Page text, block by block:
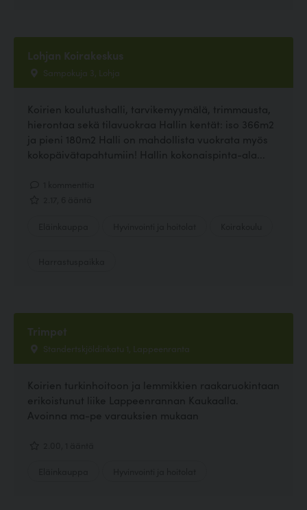
Lohjan Koirakeskus
Sampokuja 3, Lohja
Koirien koulutushalli, tarvikemyymälä, trimmausta,
hierontaa sekä tilavuokraa Hallin kentät: iso 366m2
ja pieni 180m2 Halli on mahdollista vuokrata myös
kokopäivätapahtumiin! Hallin kokonaispinta-ala...
Trimpet
Standertskjöldinkatu 1, Lappeenranta
Koirien turkinhoitoon ja lemmikkien raakaruokintaan
erikoistunut liike Lappeenrannan Kaukaalla.
Avoinna ma-pe varauksien mukaan